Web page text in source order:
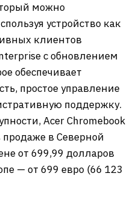
можно
устройство как
клиентов
с обновлением
обеспечивает
простое управление
поддержку.
Acer Chromebook
продаже в Северной
от 699,99 долларов
— от 699 евро (66 123